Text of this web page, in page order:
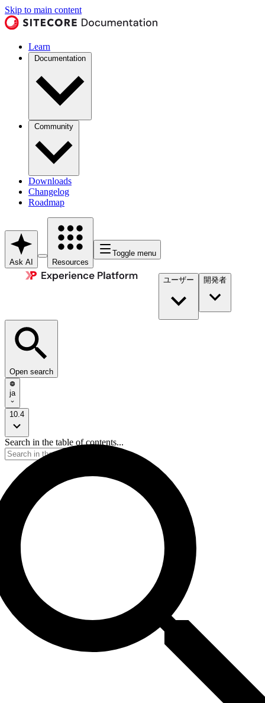
Skip to main content
Learn
Documentation
Community
Downloads
Changelog
Roadmap
Ask AI Resources
Toggle menu
ユーザー 開発者​
Open search
ja
10.4
Search in the table of contents...